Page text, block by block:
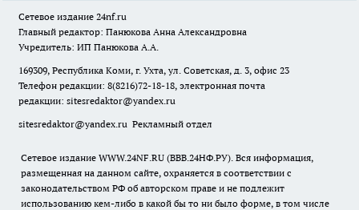
Сетевое издание 24nf.ru
Главный редактор: Панюкова Анна Александровна
Учредитель: ИП Панюкова А.А.
169309, Республика Коми, г. Ухта, ул. Советская, д. 3, офис 23
Телефон редакции: 8(8216)72-18-18, электронная почта
редакции: sitesredaktor@yandex.ru
sitesredaktor@yandex.ru Рекламный отдел
Сетевое издание WWW.24NF.RU (ВВВ.24НФ.РУ). Вся информация,
размещенная на данном сайте, охраняется в соответствии с
законодательством РФ об авторском праве и не подлежит
использованию кем-либо в какой бы то ни было форме, в том числе